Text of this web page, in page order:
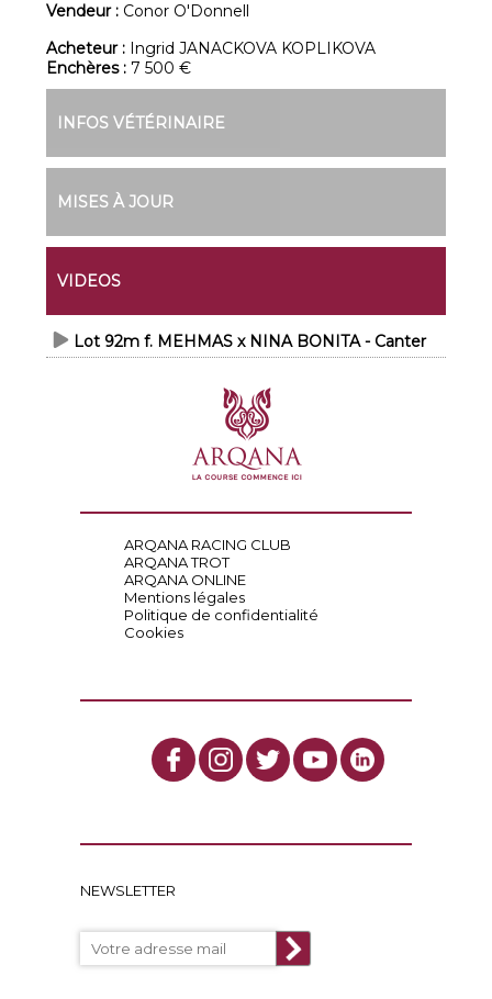
Vendeur : Conor O'Donnell
Acheteur : Ingrid JANACKOVA KOPLIKOVA
Enchères :7 500 €
INFOS VÉTÉRINAIRE
MISES À JOUR
VIDEOS
Lot 92m f. MEHMAS x NINA BONITA - Canter
ARQANA RACING CLUB
ARQANA TROT
ARQANA ONLINE
Mentions légales
Politique de confidentialité
Cookies
NEWSLETTER